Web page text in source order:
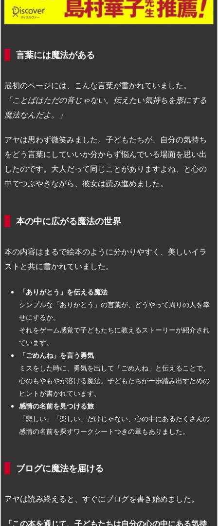
言葉には魔法がある
最初のページには、こんな言葉が書かれていました。
「ことばはただの音じゃない。伝えたい気持ちを形にする
魔法なんだよ。」
アヤは思わず微笑みました。子どもたちが、自分の気持ち
をどう言葉にしていいか分からず悩んでいる場面を思い出
したのです。大人だって同じことがありますよね、と心の
中でつぶやきながら、彼女は読み進めました。
本の中に広がる魔法の世界
本の内容はまるで絵本のように分かりやすく、美しいイラ
ストと共に書かれていました。
「ありがとう」を伝える魔法
シンプルな「ありがとう」の言葉が、どうやって周りの人を幸
せにするか。
それをゲーム感覚で子どもたちに教えるストーリーが紹介され
ています。
「ごめんね」を言う勇気
ミスをした時に、勇気を出して「ごめんね」と伝えることで、
心のもやもやが溶ける魔法。子どもたちが一歩踏み出すための
ヒントが書かれています。
感情の名前を見つける旅
「悲しい」「楽しい」だけじゃない、心の中にあるたくさんの
感情の名前を探すワークシートつきの章もありました。
ブログに魔法を届ける
アヤは読み終えると、すぐにブログを書き始めました。
「この本を通じて、子どもたちは自分の心の中にある気持